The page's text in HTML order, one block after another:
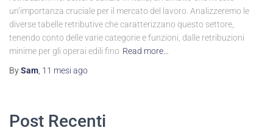
un’importanza cruciale per il mercato del lavoro. Analizzeremo le
diverse tabelle retributive che caratterizzano questo settore,
tenendo conto delle varie categorie e funzioni, dalle retribuzioni
minime per gli operai edili fino Read more…
BySam 11 mesi ago
Post Recenti